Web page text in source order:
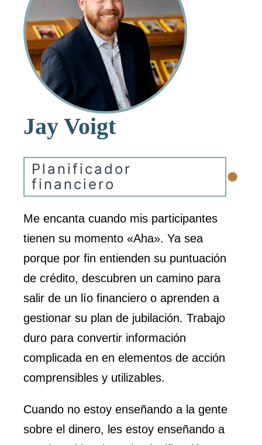
Jay Voigt
Planificador
financiero
•
Me encanta cuando mis participantes
tienen su momento «Aha». Ya sea
porque por fin entienden su puntuación
de crédito, descubren un camino para
salir de un lío financiero o aprenden a
gestionar su plan de jubilación. Trabajo
duro para convertir información
complicada en en elementos de acción
comprensibles y utilizables.
Cuando no estoy enseñando a la gente
sobre el dinero, les estoy enseñando a